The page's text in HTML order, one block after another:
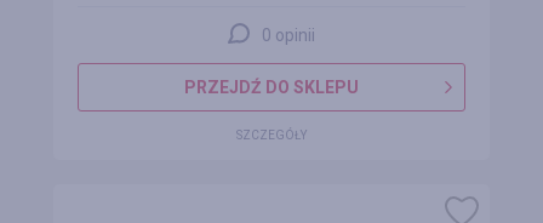
0 opinii
PRZEJDŹ DO SKLEPU
SZCZEGÓŁY